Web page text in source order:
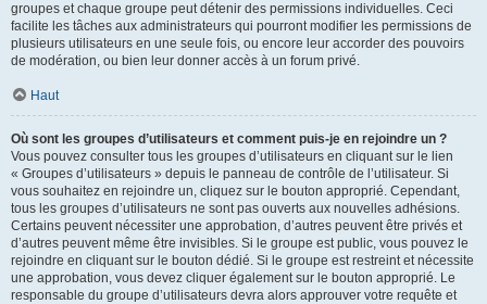
groupes et chaque groupe peut détenir des permissions individuelles. Ceci
facilite les tâches aux administrateurs qui pourront modifier les permissions de
plusieurs utilisateurs en une seule fois, ou encore leur accorder des pouvoirs
de modération, ou bien leur donner accès à un forum privé.
Haut
Où sont les groupes d’utilisateurs et comment puis-je en rejoindre un ?
Vous pouvez consulter tous les groupes d’utilisateurs en cliquant sur le lien
« Groupes d’utilisateurs » depuis le panneau de contrôle de l’utilisateur. Si
vous souhaitez en rejoindre un, cliquez sur le bouton approprié. Cependant,
tous les groupes d’utilisateurs ne sont pas ouverts aux nouvelles adhésions.
Certains peuvent nécessiter une approbation, d’autres peuvent être privés et
d’autres peuvent même être invisibles. Si le groupe est public, vous pouvez le
rejoindre en cliquant sur le bouton dédié. Si le groupe est restreint et nécessite
une approbation, vous devez cliquer également sur le bouton approprié. Le
responsable du groupe d’utilisateurs devra alors approuver votre requête et